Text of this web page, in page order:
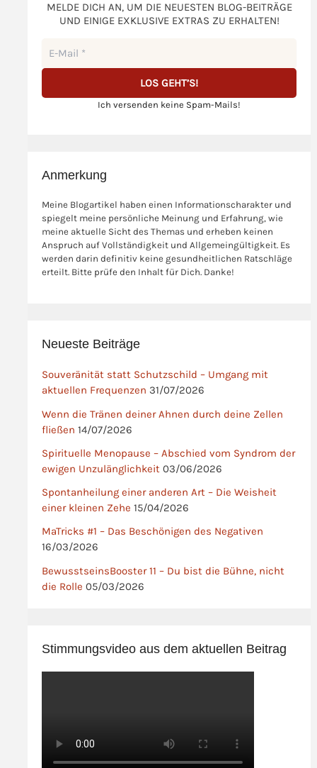
MELDE DICH AN, UM DIE NEUESTEN BLOG-BEITRÄGE
UND EINIGE EXKLUSIVE EXTRAS ZU ERHALTEN!
Ich versenden keine Spam-Mails!
Anmerkung
Meine Blogartikel haben einen Informationscharakter und
spiegelt meine persönliche Meinung und Erfahrung, wie
meine aktuelle Sicht des Themas und erheben keinen
Anspruch auf Vollständigkeit und Allgemeingültigkeit. Es
werden darin definitiv keine gesundheitlichen Ratschläge
erteilt. Bitte prüfe den Inhalt für Dich. Danke!
Neueste Beiträge
Souveränität statt Schutzschild – Umgang mit
aktuellen Frequenzen 31/07/2026
Wenn die Tränen deiner Ahnen durch deine Zellen
fließen 14/07/2026
Spirituelle Menopause – Abschied vom Syndrom der
ewigen Unzulänglichkeit 03/06/2026
Spontanheilung einer anderen Art – Die Weisheit
einer kleinen Zehe 15/04/2026
MaTricks #1 – Das Beschönigen des Negativen
16/03/2026
BewusstseinsBooster 11 – Du bist die Bühne, nicht
die Rolle 05/03/2026
Stimmungsvideo aus dem aktuellen Beitrag